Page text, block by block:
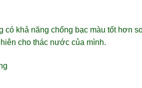
khả năng chống bạc màu tốt hơn
cho thác nước của mình.